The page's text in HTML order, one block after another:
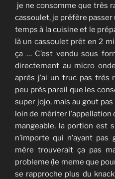
je ne consomme que très
cassoulet, je préfère passer
temps à la cuisine et le
là un cassoulet prêt en 2
ça … C’est vendu sous
directement au micro
après j’ai un truc pas très
peu près pareil que les
super jojo, mais au gout
loin de mériter l’appellation
mangeable, la portion est
n’importe qui n’ayant
mère trouverait ça pas
probleme (le meme que
se rapproche plus du